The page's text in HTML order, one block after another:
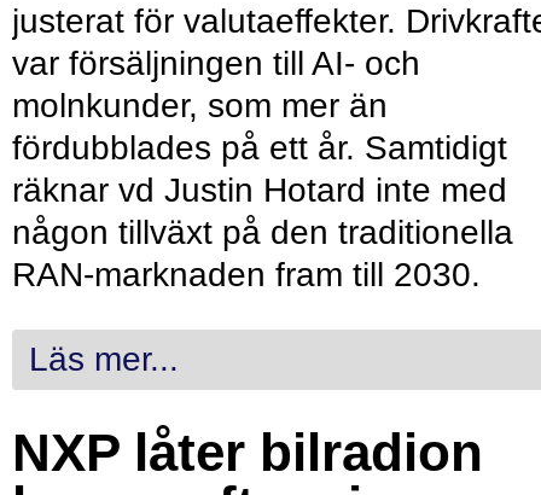
justerat för valutaeffekter.
var försäljningen till AI- och
molnkunder, som mer än
fördubblades på ett år. Samtidigt
räknar vd Justin Hotard inte med
någon tillväxt på den traditionella
RAN-marknaden fram till 2030.
Läs mer...
NXP låter bilradion